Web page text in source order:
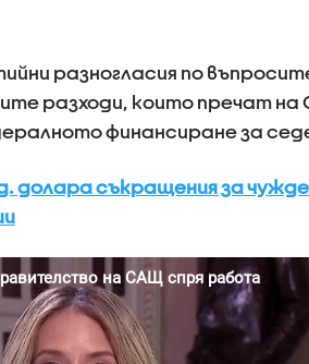
разногласия по
разходи, които пречат на
финансиране за
долара съкращения за